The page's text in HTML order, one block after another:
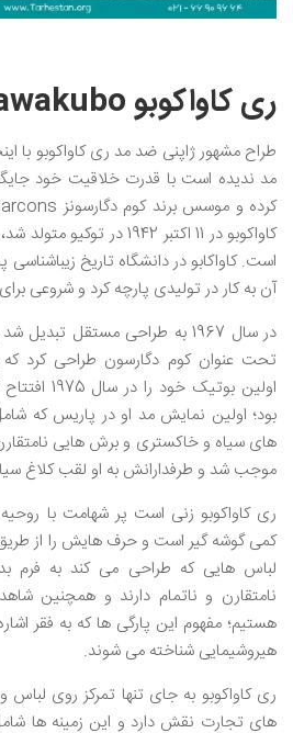
ری کاواکوبو Rei Kawakubo
طراح مشهور ژاپنی ضد مد ری کاواکوبو با
مد ندیده است با قدرت خلاقیت خود
کاواکوبو در 11 اکتبر 1942 در
است. کاواکابو در دانشگاه تاریخ
آن به کار در تولیدی پارچه کرد و شروعی
در سال 1967 به طراحی مستقل
تحت عنوان کوم دگارسون طراحی کرد
اولین
بود؛ اولین نمایش مد او در پاریس که
های سیاه و خاکستری و برش هایی
موجب شد و طرفدارانش به او لقب کلاغ
ری کاواکوبو زنی است پر شهامت با روحیه
کمی گوشه گیر است و حرف هایش را از
لباس هایی که طراحی می کند به فرم
نامتقارن و ناتمام دارند و همچنین
هستیم؛ مفهوم این پارگی ها که به فقر
هیروشیمایی شناخته می شوند.
ری کاواکوبو به جای تنها تمرکز روی
های تجارت نقش دارد و این زمینه ها